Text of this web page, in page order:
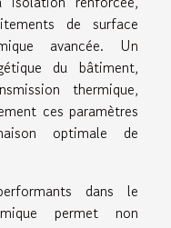
de surface
avancée. Un
du bâtiment,
thermique,
ces paramètres
optimale de
dans le
permet non